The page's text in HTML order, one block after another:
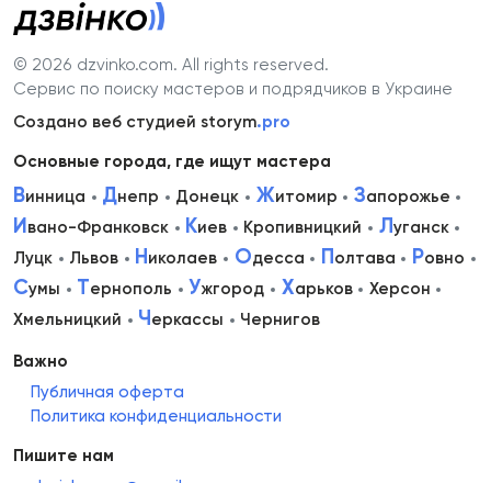
© 2026 dzvinko.com. All rights reserved.
Сервис по поиску мастеров и подрядчиков в Украине
Создано веб студией storym.pro
Основные города, где ищут мастера
Винница Днепр Донецк Житомир Запорожье
Ивано-Франковск Киев Кропивницкий Луганск
Луцк
Львов Николаев Одесса Полтава Ровно
Сумы Тернополь Ужгород Харьков
Херсон
Хмельницкий
Черкассы Чернигов
Важно
Публичная оферта
Политика конфиденциальности
Пишите нам